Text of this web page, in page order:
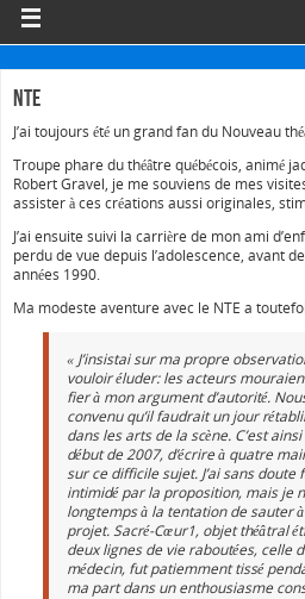
NTE
J’ai toujours été un grand fan du Nouveau
Troupe phare du théâtre québécois, animé
Robert Gravel, je me souviens de mes
assister à ces créations aussi originales,
J’ai ensuite suivi la carrière de mon ami
perdu de vue depuis l’adolescence, avant
années 1990.
Ma modeste aventure avec le NTE a
« J’insistai sur ma propre
vouloir éluder: les acteurs
fier à mon argument d’autorité.
convenu qu’il faudrait un jour
dans les arts de la scène. C’est
début de 2007, d’écrire à quatre
sur ce difficile sujet. J’ai sans doute
intimidé par la proposition, mais je
longtemps à la tentation de sauter
projet. Sacré-Cœur1, objet théâtral
deux lignes de vie raboutées, celle
médecin, fut patiemment tissé
ma part dans un enthousiasme